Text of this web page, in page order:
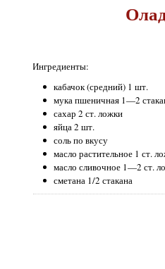
Ингредиенты:
кабачок (средний) 1 шт.
мука пшеничная 1—2
сахар 2 ст. ложки
яйца 2 шт.
соль по вкусу
масло растительное 1 ст.
масло сливочное 1—2 ст.
сметана 1/2 стакана